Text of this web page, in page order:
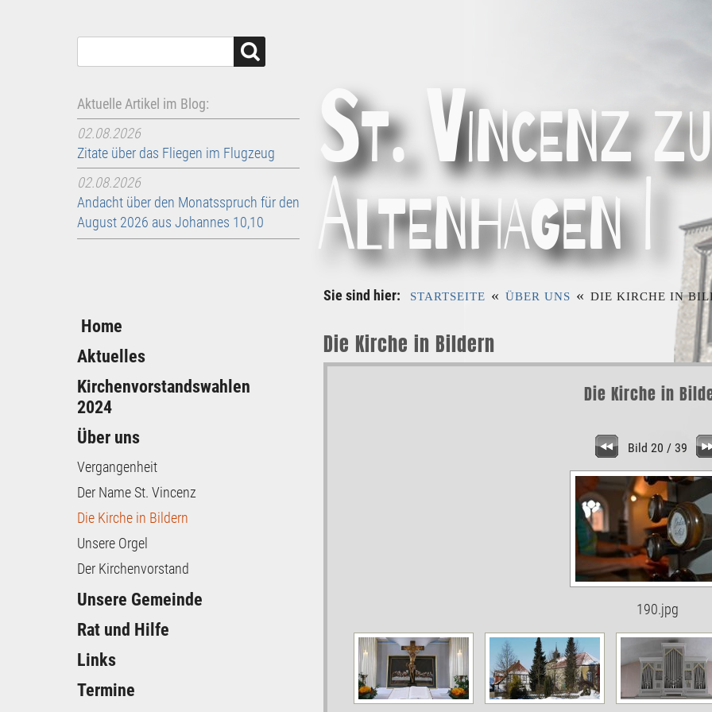
St. Vincenz zu
Altenhagen I
Sie sind hier: STARTSEITE « ÜBER UNS « DIE KIRCHE IN
Die Kirche in Bildern
Die Kirche in
Bild 20 / 39
190.jpg
Aktuelle Artikel im Blog:
02.08.2026
Zitate über das Fliegen im Flugzeug
02.08.2026
Andacht über den Monatsspruch für den
August 2026 aus Johannes 10,10
Home
Aktuelles
Kirchenvorstandswahlen
2024
Über uns
Vergangenheit
Der Name St. Vincenz
Die Kirche in Bildern
Unsere Orgel
Der Kirchenvorstand
Unsere Gemeinde
Rat und Hilfe
Links
Termine